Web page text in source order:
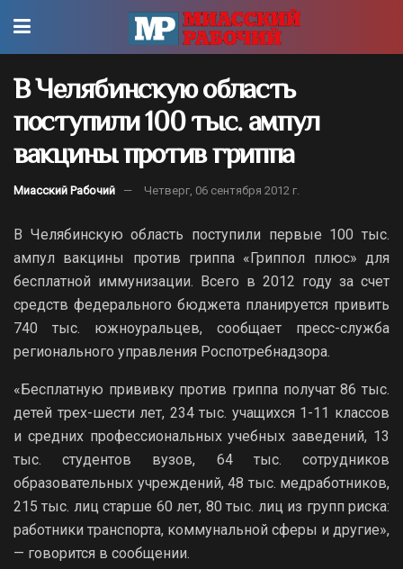
В Челябинскую область
поступили 100 тыс. ампул
вакцины против гриппа
Миасский Рабочий Четверг, 06 сентября 2012 г.
В Челябинскую область поступили первые 100 тыс.
ампул вакцины против гриппа «Гриппол плюс» для
бесплатной иммунизации. Всего в 2012 году за счет
средств федерального бюджета планируется привить
740 тыс. южноуральцев, сообщает пресс-служба
регионального управления Роспотребнадзора.
«Бесплатную прививку против гриппа получат 86 тыс.
детей трех-шести лет, 234 тыс. учащихся 1-11 классов
и средних профессиональных учебных заведений, 13
тыс. студентов вузов, 64 тыс. сотрудников
образовательных учреждений, 48 тыс. медработников,
215 тыс. лиц старше 60 лет, 80 тыс. лиц из групп риска:
работники транспорта, коммунальной сферы и другие»,
— говорится в сообщении.